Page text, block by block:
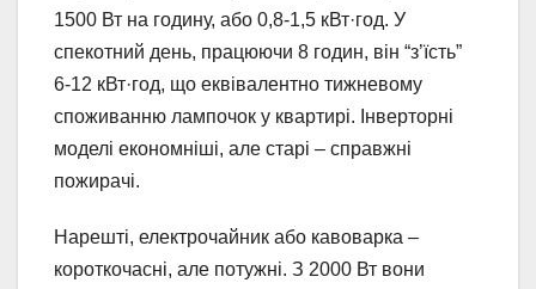
1500 Вт на годину, або 0,8-1,5 кВт·год. У
спекотний день, працюючи 8 годин, він “з’їсть”
6-12 кВт·год, що еквівалентно тижневому
споживанню лампочок у квартирі. Інверторні
моделі економніші, але старі – справжні
пожирачі.
Нарешті, електрочайник або кавоварка –
короткочасні, але потужні. З 2000 Вт вони